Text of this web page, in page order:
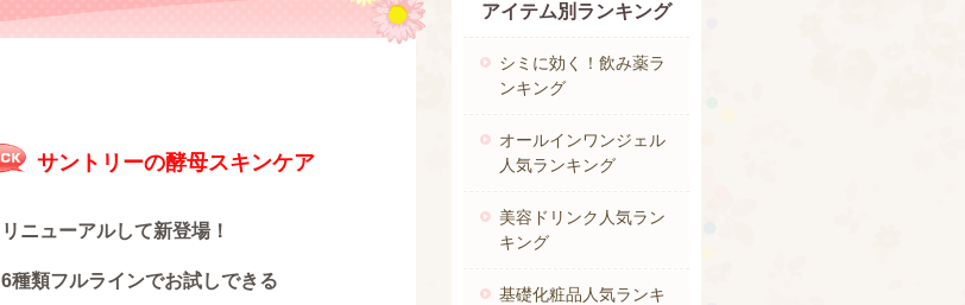
サントリーの酵母スキンケア
リニューアルして新登場！
6種類フルラインでお試しできる
アイテム別ランキング
シミに効く！飲み薬ラ
ンキング
オールインワンジェル
人気ランキング
美容ドリンク人気ラン
キング
基礎化粧品人気ランキ